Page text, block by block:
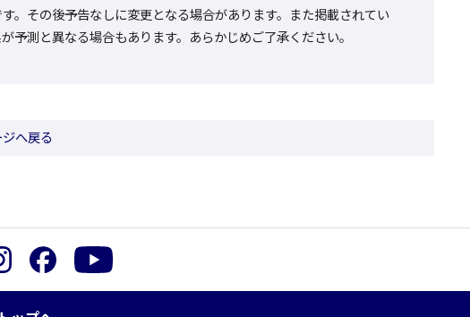
。その後予告なしに変更となる場合があります。また掲載されてい
測と異なる場合もあります。あらかじめご了承ください。
へ戻る
InstagramFacebook